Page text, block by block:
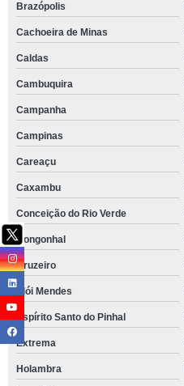
Brazópolis
Cachoeira de Minas
Caldas
Cambuquira
Campanha
Campinas
Careaçu
Caxambu
Conceição do Rio Verde
Congonhal
Cruzeiro
Elói Mendes
Espírito Santo do Pinhal
Extrema
Holambra